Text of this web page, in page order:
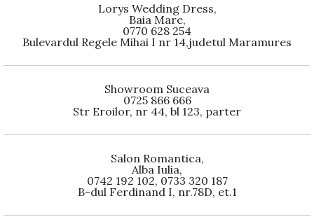
Lorys Wedding Dress,
Baia Mare,
0770 628 254
Bulevardul Regele Mihai I nr 14,judetul Maramures
Showroom Suceava
0725 866 666
Str Eroilor, nr 44, bl 123, parter
Salon Romantica,
Alba Iulia,
0742 192 102, 0733 320 187
B-dul Ferdinand I, nr.78D, et.1